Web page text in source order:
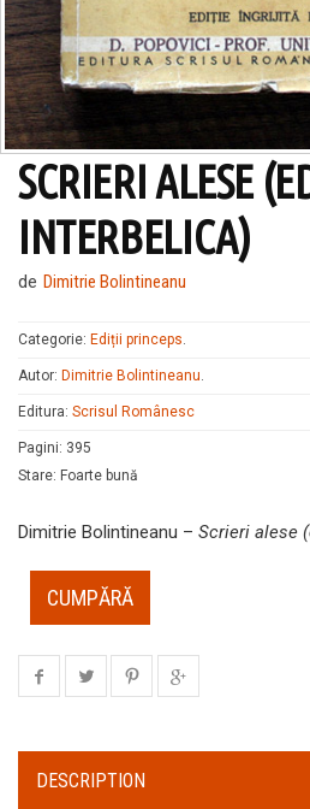
SCRIERI ALESE
INTERBELICA)
de Dimitrie Bolintineanu
Categorie: Ediții princeps.
Autor: Dimitrie Bolintineanu.
Editura: Scrisul Românesc
Pagini: 395
Stare: Foarte bună
Dimitrie Bolintineanu – Scrieri alese
CUMPĂRĂ
DESCRIPTION